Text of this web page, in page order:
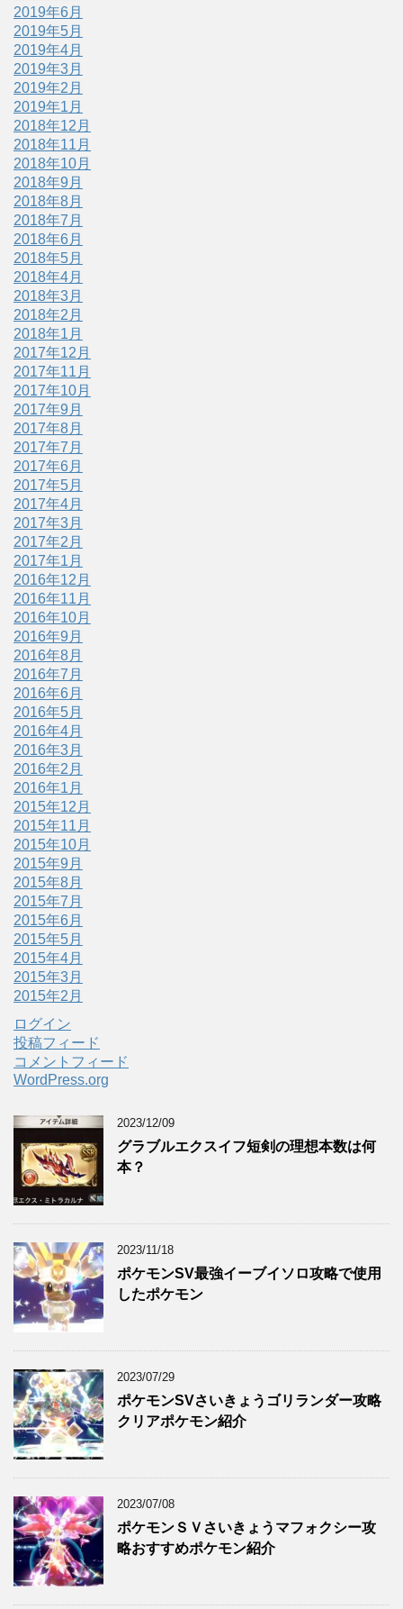
2019年6月
2019年5月
2019年4月
2019年3月
2019年2月
2019年1月
2018年12月
2018年11月
2018年10月
2018年9月
2018年8月
2018年7月
2018年6月
2018年5月
2018年4月
2018年3月
2018年2月
2018年1月
2017年12月
2017年11月
2017年10月
2017年9月
2017年8月
2017年7月
2017年6月
2017年5月
2017年4月
2017年3月
2017年2月
2017年1月
2016年12月
2016年11月
2016年10月
2016年9月
2016年8月
2016年7月
2016年6月
2016年5月
2016年4月
2016年3月
2016年2月
2016年1月
2015年12月
2015年11月
2015年10月
2015年9月
2015年8月
2015年7月
2015年6月
2015年5月
2015年4月
2015年3月
2015年2月
ログイン
投稿フィード
コメントフィード
WordPress.org
2023/12/09
グラブルエクスイフ短剣の理想本数は何
本？
2023/11/18
ポケモンSV最強イーブイソロ攻略で使用
したポケモン
2023/07/29
ポケモンSVさいきょうゴリランダー攻略
クリアポケモン紹介
2023/07/08
ポケモンＳＶさいきょうマフォクシー攻
略おすすめポケモン紹介